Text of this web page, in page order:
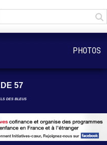
57
DES BLEUS
PHOTOS